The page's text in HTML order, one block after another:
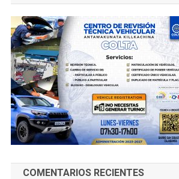
COMENTARIOS RECIENTES